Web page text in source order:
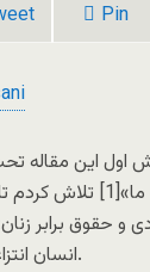
Pin
این مقاله
زنان و شرایط امروز جامعه
و حقوق برابر
انسان انتزاعی» را مطرح سازم.